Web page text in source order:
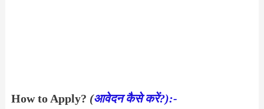
How to Apply? (आवेदन कैसे करें?):-